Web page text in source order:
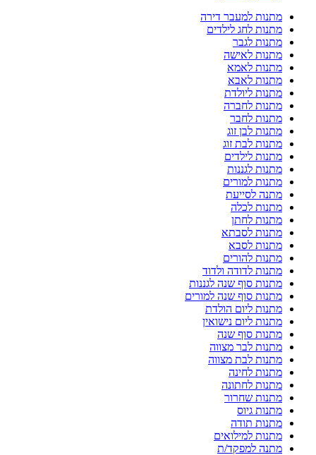
מתנות למעבר דירה
מתנות לחג לילדים
מתנות לגבר
מתנות לאישה
מתנות לאמא
מתנות לאבא
מתנות ליולדת
מתנות לחברה
מתנות לחבר
מתנות לבן זוג
מתנות לבת זוג
מתנות לילדים
מתנות לגננות
מתנות למורים
מתנה לסייעת
מתנות לכלה
מתנות לחתן
מתנות לסבתא
מתנות לסבא
מתנות להורים
מתנות לדודה ולדוד
מתנות סוף שנה לגננות
מתנות סוף שנה למורים
מתנות ליום הולדת
מתנות ליום נישואין
מתנות סוף שנה
מתנות לבר מצווה
מתנות לבת מצווה
מתנות לחינה
מתנות לחתונה
מתנות שחרור
מתנות גיוס
מתנות תודה
מתנות למילואים
מתנה למפקד/ת